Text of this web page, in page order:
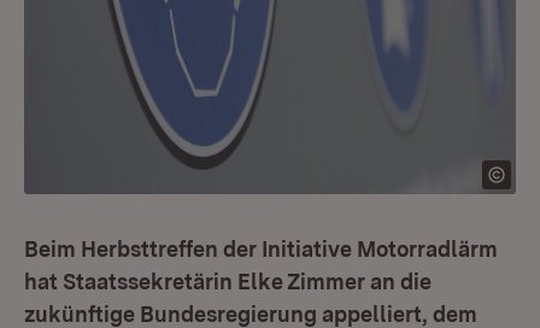
Beim Herbsttreffen der Initiative Motorradlärm
hat Staatssekretärin Elke Zimmer an die
zukünftige Bundesregierung appelliert, dem